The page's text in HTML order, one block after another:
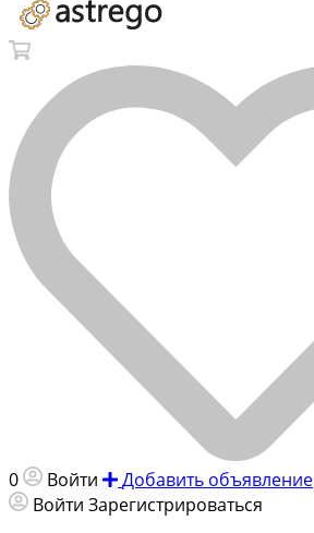
0 Войти
Добавить объявление
Войти Зарегистрироваться